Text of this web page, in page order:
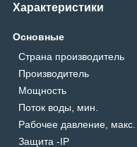
Характеристики
Основные
Страна производитель
Производитель
Мощность
Поток воды, мин.
Рабочее давление, макс.
Защита -IP